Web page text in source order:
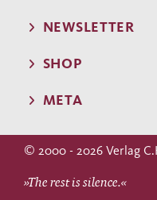
NEWSLETTER
SHOP
META
© 2000 - 2026 Verlag
»The rest is silence.«